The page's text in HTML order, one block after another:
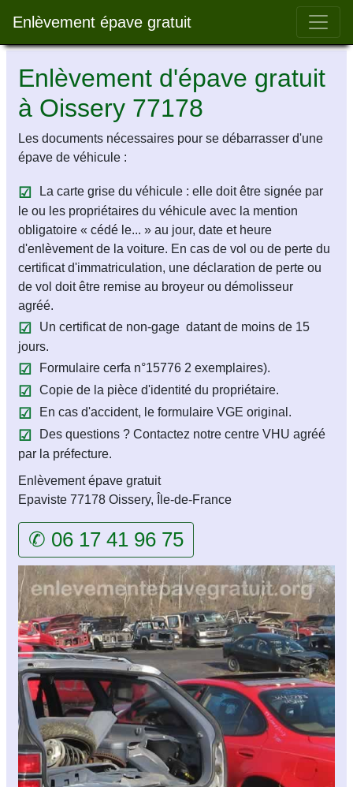
Enlèvement épave gratuit Bar
Enlèvement d'épave gratuit
à Oissery 77178
Les documents nécessaires pour se débarrasser d'une
épave de véhicule :
La carte grise du véhicule : elle doit être signée par
le ou les propriétaires du véhicule avec la mention
obligatoire « cédé le... » au jour, date et heure
d'enlèvement de la voiture. En cas de vol ou de perte du
certificat d'immatriculation, une déclaration de perte ou
de vol doit être remise au broyeur ou démolisseur
agréé.
Un certificat de non-gage datant de moins de 15
jours.
Formulaire cerfa n°15776 2 exemplaires).
Copie de la pièce d'identité du propriétaire.
En cas d'accident, le formulaire VGE original.
Des questions ? Contactez notre centre VHU agréé
par la préfecture.
Enlèvement épave gratuit
Epaviste 77178 Oissery, Île-de-France
✆ 06 17 41 96 75